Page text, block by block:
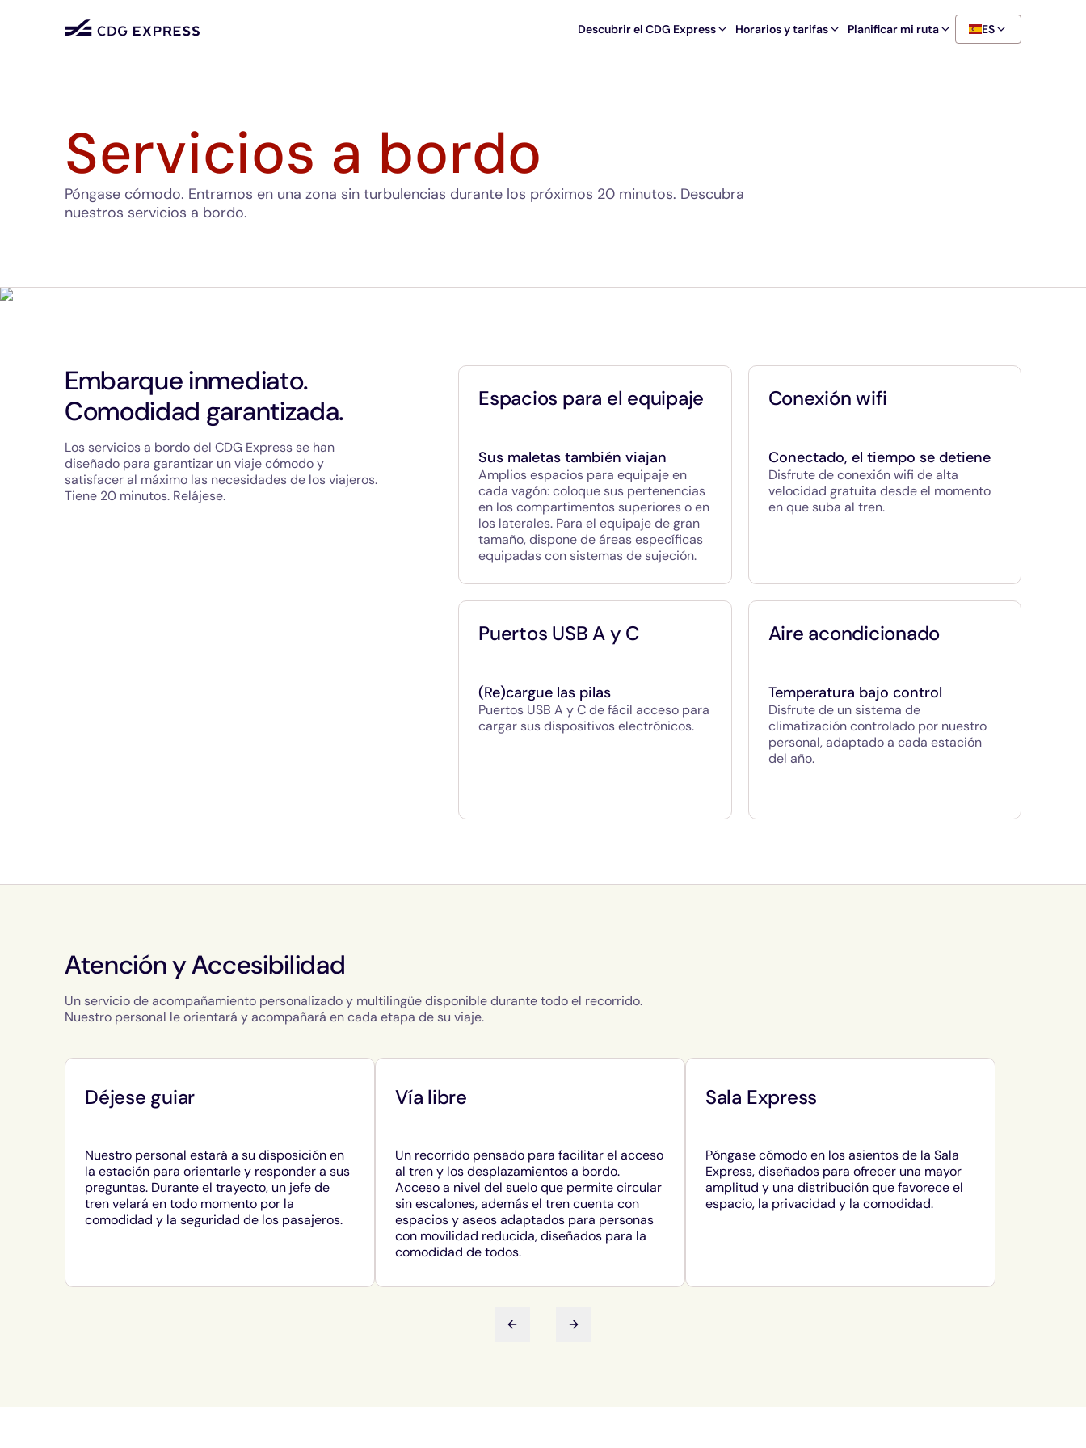
Descubrir el CDG Express Horarios y tarifas Planificar mi ruta ES
Servicios a bordo
Póngase cómodo. Entramos en una zona sin turbulencias durante los próximos 20 minutos. Descubra
nuestros servicios a bordo.
Embarque inmediato.
Comodidad garantizada.
Los servicios a bordo del CDG Express se han
diseñado para garantizar un viaje cómodo y
satisfacer al máximo las necesidades de los viajeros.
Tiene 20 minutos. Relájese.
Espacios para el equipaje
Sus maletas también viajan
Amplios espacios para equipaje en
cada vagón: coloque sus pertenencias
en los compartimentos superiores o en
los laterales. Para el equipaje de gran
tamaño, dispone de áreas específicas
equipadas con sistemas de sujeción.
Conexión wifi
Conectado, el tiempo se detiene
Disfrute de conexión wifi de alta
velocidad gratuita desde el momento
en que suba al tren.
Puertos USB A y C
(Re)cargue las pilas
Puertos USB A y C de fácil acceso para
cargar sus dispositivos electrónicos.
Aire acondicionado
Temperatura bajo control
Disfrute de un sistema de
climatización controlado por nuestro
personal, adaptado a cada estación
del año.
Atención y Accesibilidad
Un servicio de acompañamiento personalizado y multilingüe disponible durante todo el recorrido.
Nuestro personal le orientará y acompañará en cada etapa de su viaje.
Diapositiva anteriorSiguiente diapositiva
Déjese guiar
Nuestro personal estará a su disposición en
la estación para orientarle y responder a sus
preguntas. Durante el trayecto, un jefe de
tren velará en todo momento por la
comodidad y la seguridad de los pasajeros.
Vía libre
Un recorrido pensado para facilitar el acceso
al tren y los desplazamientos a bordo.
Acceso a nivel del suelo que permite circular
sin escalones, además el tren cuenta con
espacios y aseos adaptados para personas
con movilidad reducida, diseñados para la
comodidad de todos.
Sala Express
Póngase cómodo en los asientos de la Sala
Express, diseñados para ofrecer una mayor
amplitud y una distribución que favorece el
espacio, la privacidad y la comodidad.